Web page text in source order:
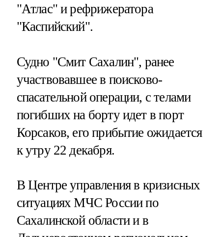
"Атлас" и рефрижератора
"Каспийский".
Судно "Смит Сахалин", ранее
участвовавшее в поисково-
спасательной операции, с телами
погибших на борту идет в порт
Корсаков, его прибытие ожидается
к утру 22 декабря.
В Центре управления в кризисных
ситуациях МЧС России по
Сахалинской области и в